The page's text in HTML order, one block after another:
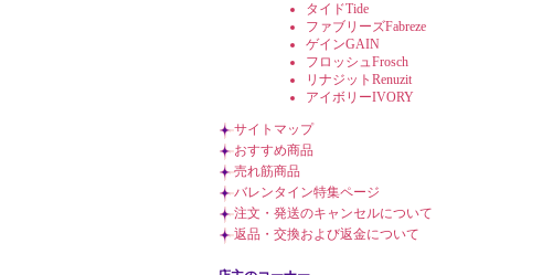
タイドTide
ファブリーズFabreze
ゲインGAIN
フロッシュFrosch
リナジットRenuzit
アイボリーIVORY
サイトマップ
おすすめ商品
売れ筋商品
バレンタイン特集ページ
注文・発送のキャンセルについて
返品・交換および返金について